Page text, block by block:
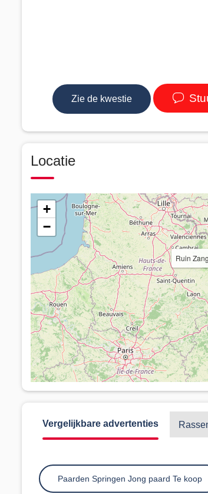
Zie de kwestie
Locatie
Ruin
+
−
Vergelijkbare advertenties
Paarden Springen Jong paard Te koop